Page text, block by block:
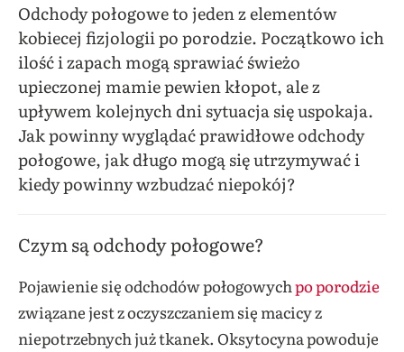
Odchody połogowe to jeden z elementów
kobiecej fizjologii po porodzie. Początkowo ich
ilość i zapach mogą sprawiać świeżo
upieczonej mamie pewien kłopot, ale z
upływem kolejnych dni sytuacja się uspokaja.
Jak powinny wyglądać prawidłowe odchody
połogowe, jak długo mogą się utrzymywać i
kiedy powinny wzbudzać niepokój?
Czym są odchody połogowe?
Pojawienie się odchodów połogowychpo porodzie
związane jest z oczyszczaniem się macicy z
niepotrzebnych już tkanek. Oksytocyna powoduje